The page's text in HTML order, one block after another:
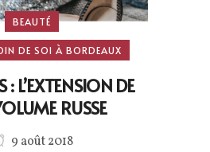
BEAUTÉ
DE SOI À BORDEAUX
L’EXTENSION DE
RUSSE
9 août 2018